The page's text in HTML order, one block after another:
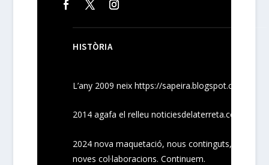
HISTÒRIA
L’any 2009 neixhttps://sapeira.blogspot.com/
2014 agafa el relleu noticiesdelaterreta.com
2024nova maquetació, nouscontinguts,
novescol·laboracions. Continuem.